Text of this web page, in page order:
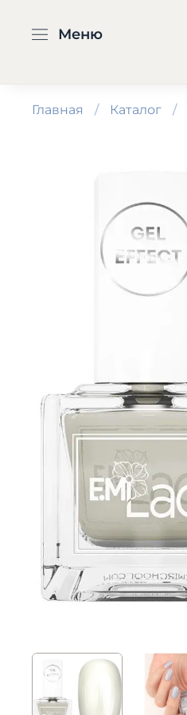
Меню
Главная Каталог